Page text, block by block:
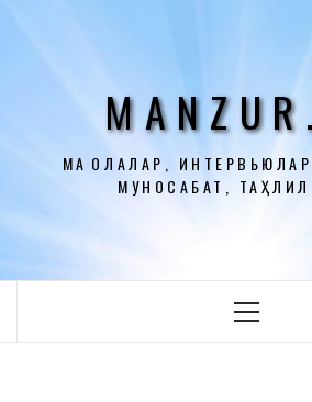
МАҚОЛАЛАР,
МУНОСАБАТ,
меню